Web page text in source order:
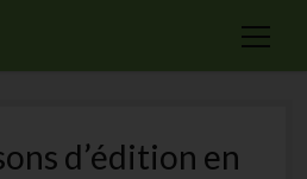
open
d’édition en